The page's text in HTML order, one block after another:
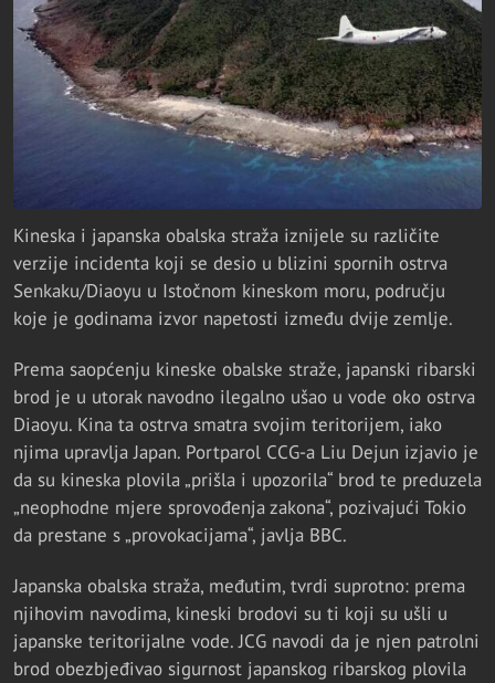
Kineska i japanska obalska straža iznijele su različite
verzije incidenta koji se desio u blizini spornih ostrva
Senkaku/Diaoyu u Istočnom kineskom moru, području
koje je godinama izvor napetosti između dvije zemlje.
Prema saopćenju kineske obalske straže, japanski ribarski
brod je u utorak navodno ilegalno ušao u vode oko ostrva
Diaoyu. Kina ta ostrva smatra svojim teritorijem, iako
njima upravlja Japan. Portparol CCG-a Liu Dejun izjavio je
da su kineska plovila „prišla i upozorila“ brod te preduzela
„neophodne mjere sprovođenja zakona“, pozivajući Tokio
da prestane s „provokacijama“, javlja BBC.
Japanska obalska straža, međutim, tvrdi suprotno: prema
njihovim navodima, kineski brodovi su ti koji su ušli u
japanske teritorijalne vode. JCG navodi da je njen patrolni
brod obezbjeđivao sigurnost japanskog ribarskog plovila